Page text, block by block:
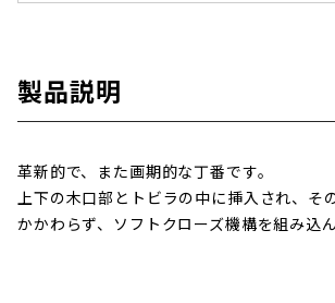
製品説明
革新的で、また画期的な丁番です。
上下の木口部とトビラの中に挿入され、そ
かかわらず、ソフトクローズ機構を組み込ん